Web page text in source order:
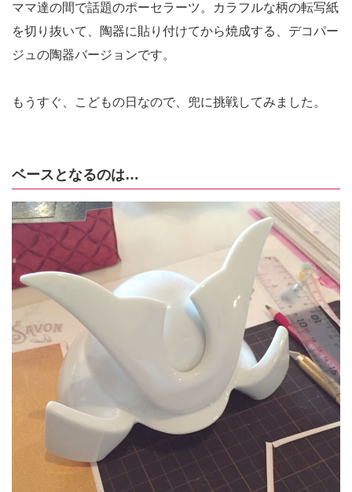
ママ達の間で話題のポーセラーツ。カラフルな柄の転写紙
を切り抜いて、陶器に貼り付けてから焼成する、デコパー
ジュの陶器バージョンです。
もうすぐ、こどもの日なので、兜に挑戦してみました。
ベースとなるのは…